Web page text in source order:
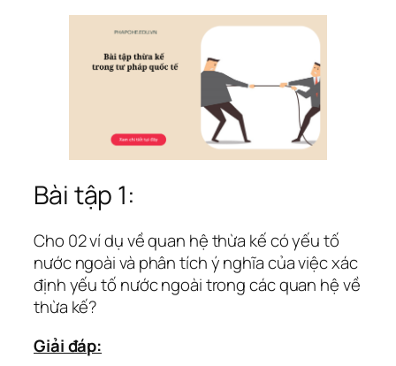
Bài tập 1:
Cho 02 ví dụ về quan hệ thừa kế có yếu tố
nước ngoài và phân tích ý nghĩa của việc xác
định yếu tố nước ngoài trong các quan hệ về
thừa kế?
Giải đáp: